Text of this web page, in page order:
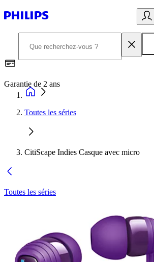
Garantie de 2 ans
Toutes les séries
CitiScape Indies Casque avec micro
Toutes les séries